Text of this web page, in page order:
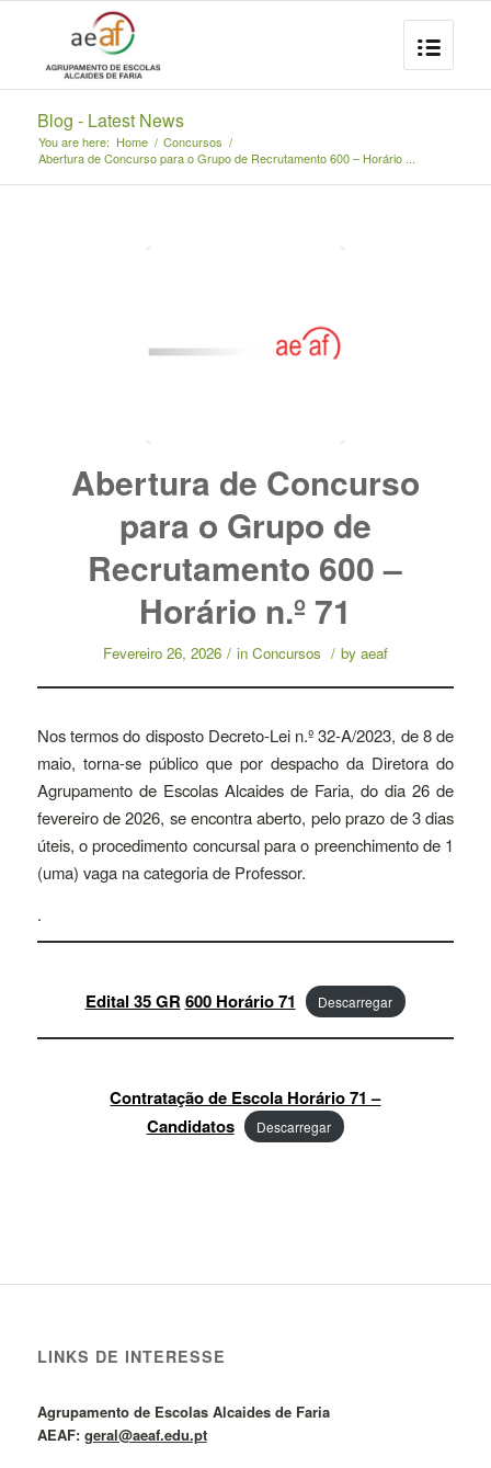
Blog - Latest News
You are here: Home / Concursos /
Abertura de Concurso para o Grupo de Recrutamento 600 – Horário ...
Abertura de Concurso
para o Grupo de
Recrutamento 600 –
Horário n.º 71
Fevereiro 26, 2026 / in Concursos / by aeaf
Nos termos do disposto Decreto-Lei n.º 32-A/2023, de 8 de
maio, torna-se público que por despacho da Diretora do
Agrupamento de Escolas Alcaides de Faria, do dia 26 de
fevereiro de 2026, se encontra aberto, pelo prazo de 3 dias
úteis, o procedimento concursal para o preenchimento de 1
(uma) vaga na categoria de Professor.
.
Edital 35 GR 600 Horário 71 Descarregar
Contratação de Escola Horário 71 –
Candidatos
Descarregar
LINKS DE INTERESSE
Agrupamento de Escolas Alcaides de Faria
AEAF: geral@aeaf.edu.pt